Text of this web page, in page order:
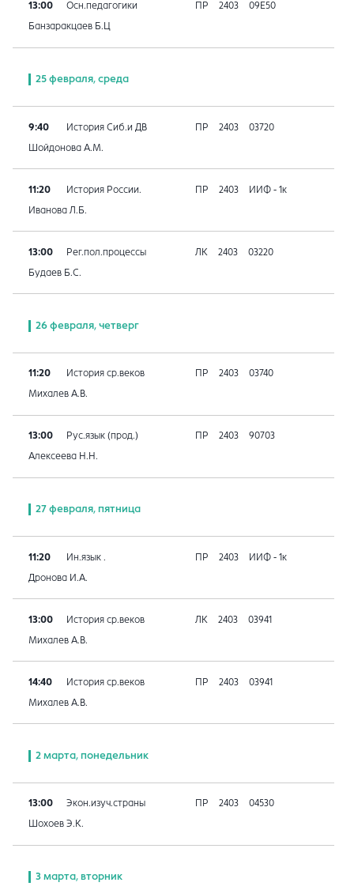
13:00 Осн.педагогики ПР 2403 09E50
Банзаракцаев Б.Ц
25 февраля, среда
9:40 История Сиб.и ДВ ПР 2403 03720
Шойдонова А.М.
11:20 История России. ПР 2403 ИИФ - 1к
Иванова Л.Б.
13:00 Рег.пол.процессы ЛК 2403 03220
Будаев Б.С.
26 февраля, четверг
11:20 История ср.веков ПР 2403 03740
Михалев А.В.
13:00 Рус.язык (прод.) ПР 2403 90703
Алексеева Н.Н.
27 февраля, пятница
11:20 Ин.язык . ПР 2403 ИИФ - 1к
Дронова И.А.
13:00 История ср.веков ЛК 2403 03941
Михалев А.В.
14:40 История ср.веков ПР 2403 03941
Михалев А.В.
2 марта, понедельник
13:00 Экон.изуч.страны ПР 2403 04530
Шохоев Э.К.
3 марта, вторник